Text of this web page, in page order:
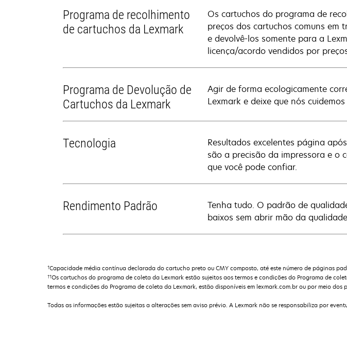
Programa de recolhimento
de cartuchos da Lexmark
Os cartuchos do programa de
preços dos cartuchos comuns em
e devolvê-los somente para a
licença/acordo vendidos por
Programa de Devolução de
Cartuchos da Lexmark
Agir de forma ecologicamente
Lexmark e deixe que nós
Tecnologia
Resultados excelentes página
são a precisão da impressora e o
que você pode confiar.
Rendimento Padrão
Tenha tudo. O padrão de
baixos sem abrir mão da
†Capacidade média contínua declarada do cartucho preto ou CMY composto, até este número de páginas
††Os cartuchos do programa de coleta da Lexmark estão sujeitos aos termos e condições do Programa de
termos e condições do Programa de coleta da Lexmark, estão disponíveis em lexmark.com.br ou por meio dos
Todas as informações estão sujeitas a alterações sem aviso prévio. A Lexmark não se responsabiliza por